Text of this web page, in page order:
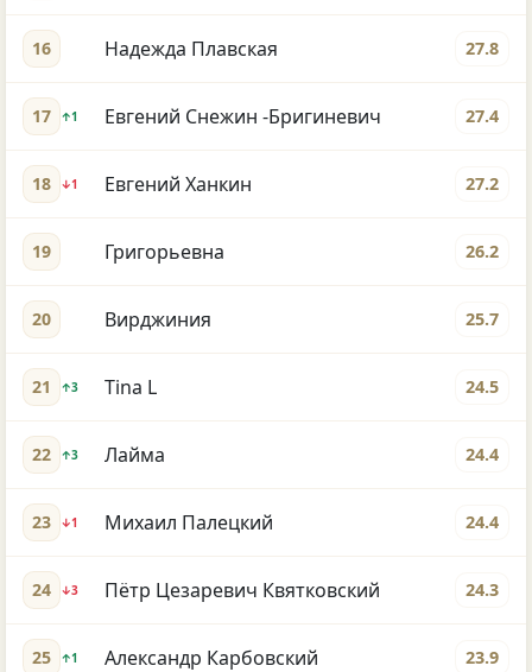
16 Надежда Плавская 27.8
17 ↑1 Евгений Снежин -Бригиневич 27.4
18 ↓1 Евгений Ханкин 27.2
19 Григорьевна 26.2
20 Вирджиния 25.7
21 ↑3 Tina L 24.5
22 ↑3 Лайма 24.4
23 ↓1 Михаил Палецкий 24.4
24 ↓3 Пётр Цезаревич Квятковский 24.3
25 ↑1 Александр Карбовский 23.9